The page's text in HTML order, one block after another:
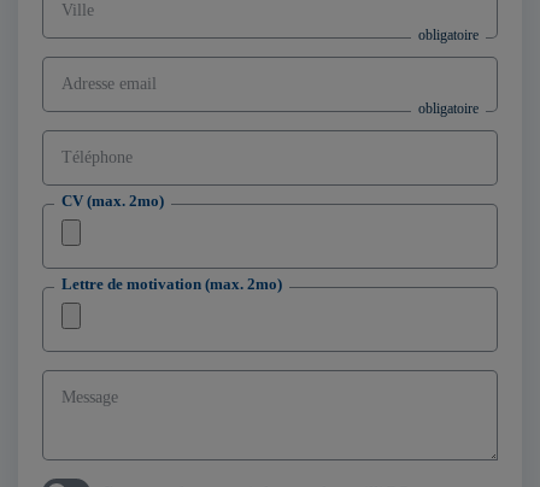
Ville
Adresse email
Téléphone
CV (max. 2mo)
Lettre de motivation (max. 2mo)
Message